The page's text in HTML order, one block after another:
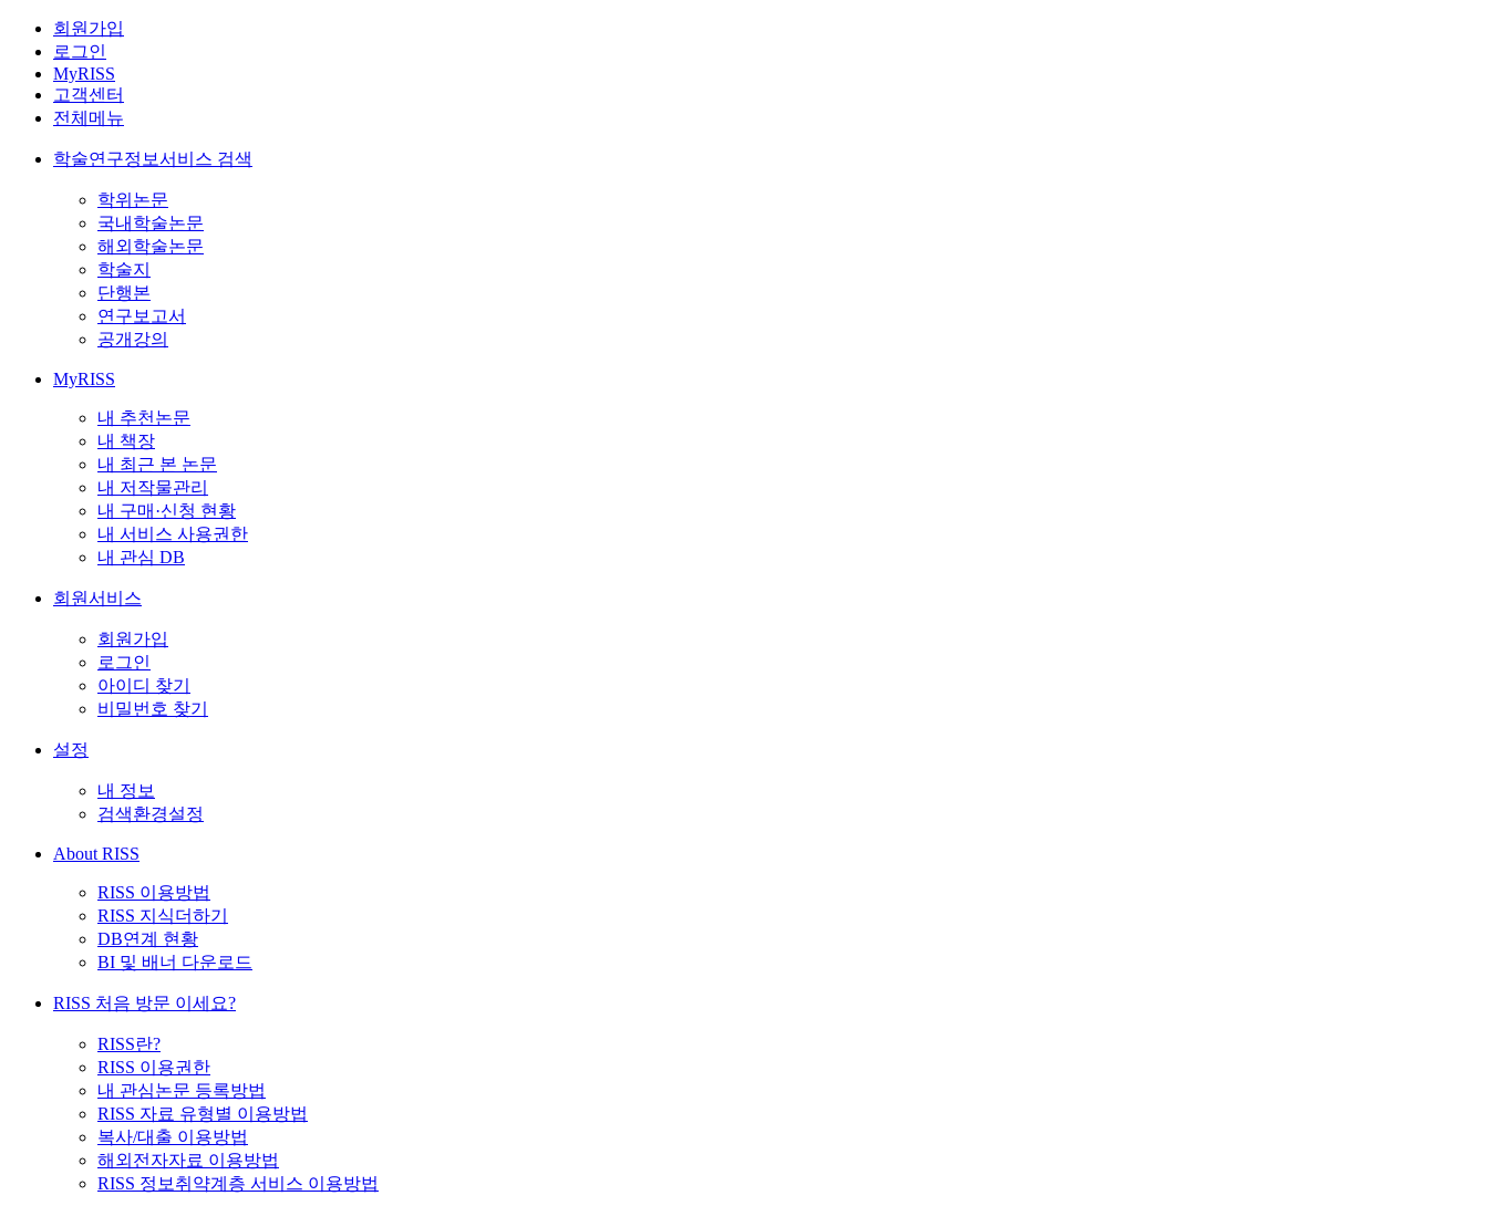
회원가입
로그인
MyRISS
고객센터
전체메뉴
학술연구정보서비스 검색
학위논문
국내학술논문
해외학술논문
학술지
단행본
연구보고서
공개강의
MyRISS
내 추천논문
내 책장
내 최근 본 논문
내 저작물관리
내 구매·신청 현황
내 서비스 사용권한
내 관심 DB
회원서비스
회원가입
로그인
아이디 찾기
비밀번호 찾기
설정
내 정보
검색환경설정
About RISS
RISS 이용방법
RISS 지식더하기
DB연계 현황
BI 및 배너 다운로드
RISS 처음 방문 이세요?
RISS란?
RISS 이용권한
내 관심논문 등록방법
RISS 자료 유형별 이용방법
복사/대출 이용방법
해외전자자료 이용방법
RISS 정보취약계층 서비스 이용방법